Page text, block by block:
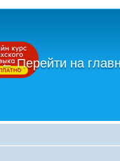
←Перейти на